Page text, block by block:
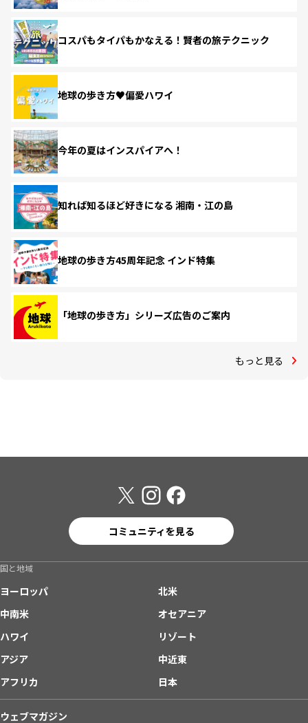
コスパもタイパもかなえる！賢者の旅テクニック
地球の歩き方♥偏愛ハワイ
今年の夏はインスパイアへ！
知れば知るほど好きになる 湘南・江の島
地球の歩き方45周年記念 インド特集
「地球の歩き方」シリーズ広告のご案内
もっと見る
コミュニティを見る
国と地域
ヨーロッパ
北米
中南米
オセアニア
ハワイ
リゾート
アジア
中近東
アフリカ
日本
ウェブマガジン